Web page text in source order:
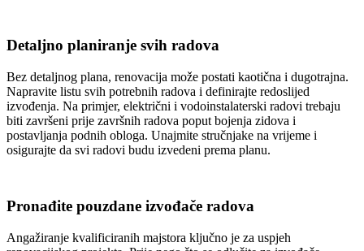
Detaljno planiranje svih radova
Bez detaljnog plana, renovacija može postati kaotična i dugotrajna.
Napravite listu svih potrebnih radova i definirajte redoslijed
izvođenja. Na primjer, električni i vodoinstalaterski radovi trebaju
biti završeni prije završnih radova poput bojenja zidova i
postavljanja podnih obloga. Unajmite stručnjake na vrijeme i
osigurajte da svi radovi budu izvedeni prema planu.
Pronađite pouzdane izvođače radova
Angažiranje kvalificiranih majstora ključno je za uspjeh